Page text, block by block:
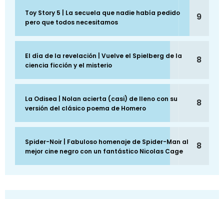
Toy Story 5 | La secuela que nadie había pedido
pero que todos necesitamos
9
El día de la revelación | Vuelve el Spielberg de la
ciencia ficción y el misterio
8
La Odisea | Nolan acierta (casi) de lleno con su
versión del clásico poema de Homero
8
Spider-Noir | Fabuloso homenaje de Spider-Man al
mejor cine negro con un fantástico Nicolas Cage
8